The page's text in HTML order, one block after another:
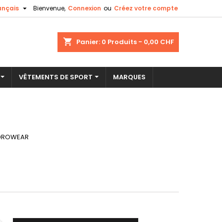
Bienvenue, Connexion ou Créez votre compte

shopping_cart Panier: 0 Produits - 0,00 CHF
VÊTEMENTS DE SPORT MARQUES